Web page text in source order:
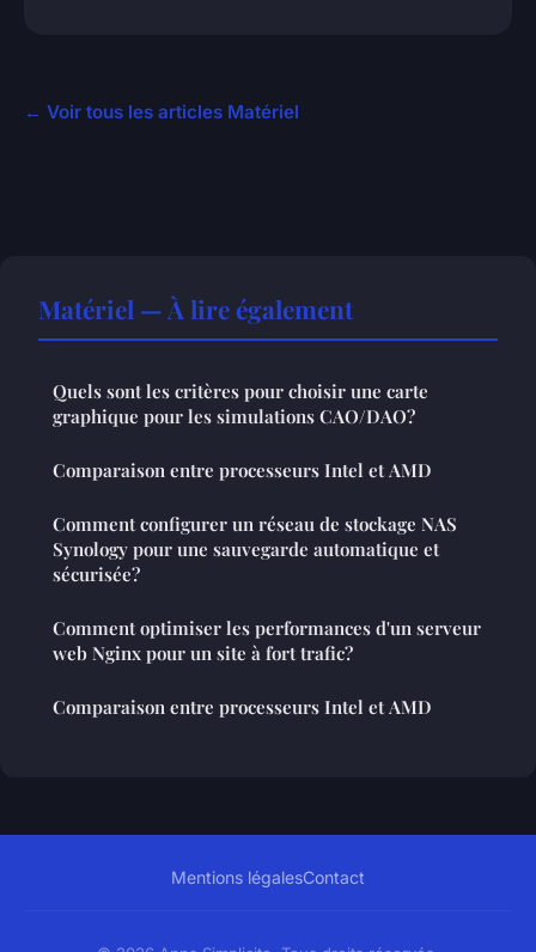
← Voir tous les articles Matériel
Matériel — À lire également
Quels sont les critères pour choisir une carte
graphique pour les simulations CAO/DAO?
Comparaison entre processeurs Intel et AMD
Comment configurer un réseau de stockage NAS
Synology pour une sauvegarde automatique et
sécurisée?
Comment optimiser les performances d'un serveur
web Nginx pour un site à fort trafic?
Comparaison entre processeurs Intel et AMD
Mentions légalesContact